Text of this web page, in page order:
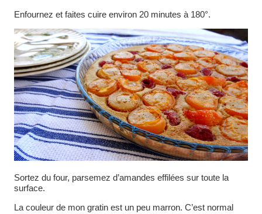
Enfournez et faites cuire environ 20 minutes à 180°.
Sortez du four, parsemez d’amandes effilées sur toute la
surface.
La couleur de mon gratin est un peu marron. C’est normal